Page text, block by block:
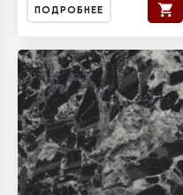
ПОДРОБНЕЕ